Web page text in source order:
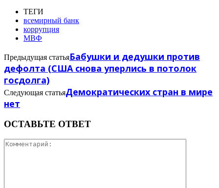
ТЕГИ
всемирный банк
коррупция
МВФ
Предыдущая статьяБабушки и дедушки против
дефолта (США снова уперлись в потолок
госдолга)
Следующая статьяДемократических стран в мире
нет
ОСТАВЬТЕ ОТВЕТ